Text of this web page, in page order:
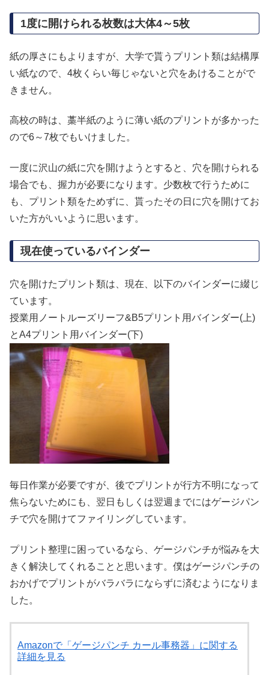
1度に開けられる枚数は大体4～5枚
紙の厚さにもよりますが、大学で貰うプリント類は結構厚
い紙なので、4枚くらい毎じゃないと穴をあけることがで
きません。
高校の時は、藁半紙のように薄い紙のプリントが多かった
ので6～7枚でもいけました。
一度に沢山の紙に穴を開けようとすると、穴を開けられる
場合でも、握力が必要になります。少数枚で行うために
も、プリント類をためずに、貰ったその日に穴を開けてお
いた方がいいように思います。
現在使っているバインダー
穴を開けたプリント類は、現在、以下のバインダーに綴じ
ています。
授業用ノートルーズリーフ&B5プリント用バインダー(上)
とA4プリント用バインダー(下)
毎日作業が必要ですが、後でプリントが行方不明になって
焦らないためにも、翌日もしくは翌週までにはゲージパン
チで穴を開けてファイリングしています。
プリント整理に困っているなら、ゲージパンチが悩みを大
きく解決してくれることと思います。僕はゲージパンチの
おかげでプリントがバラバラにならずに済むようになりま
した。
Amazonで「ゲージパンチ カール事務器」に関する
詳細を見る